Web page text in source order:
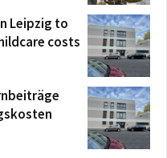
Leipzig to
costs